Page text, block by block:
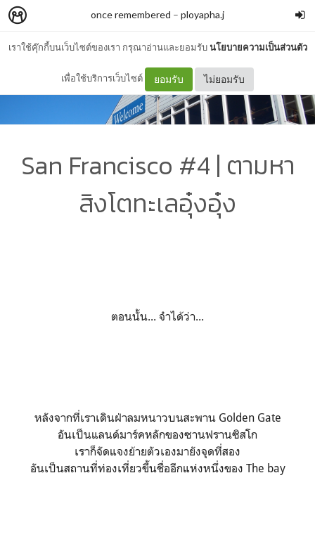
เราใช้คุ๊กกี้บนเว็บไซต์ของเรา กรุณาอ่านและยอมรับนโยบายความเป็นส่วนตัว
เพื่อใช้บริการเว็บไซต์ ยอมรับ ไม่ยอมรับ
once remembered – ployapha.j
San Francisco #4 | ตามหา
สิงโตทะเลอุ๋งอุ๋ง
ตอนนั้น... จำได้ว่า...
หลังจากที่เราเดินฝ่าลมหนาวบนสะพาน Golden Gate
อันเป็นแลนด์มาร์คหลักของซานฟรานซิสโก
เราก็จัดแจงย้ายตัวเองมายังจุดที่สอง
อันเป็นสถานที่ท่องเที่ยวขึ้นชื่ออีกแห่งหนึ่งของ The bay